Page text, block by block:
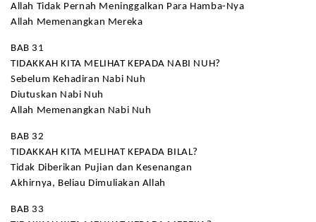
Allah Tidak Pernah Meninggalkan Para Hamba-Nya
Allah Memenangkan Mereka
BAB 31
TIDAKKAH KITA MELIHAT KEPADA NABI NUH?
Sebelum Kehadiran Nabi Nuh
Diutuskan Nabi Nuh
Allah Memenangkan Nabi Nuh
BAB 32
TIDAKKAH KITA MELIHAT KEPADA BILAL?
Tidak Diberikan Pujian dan Kesenangan
Akhirnya, Beliau Dimuliakan Allah
BAB 33